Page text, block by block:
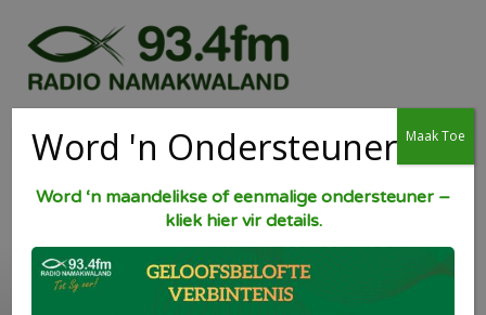
Gebakte aartappels.
Word 'n Ondersteuner
Word ‘n maandelikse of eenmalige ondersteuner –
kliek hier vir details.
Maak Toe